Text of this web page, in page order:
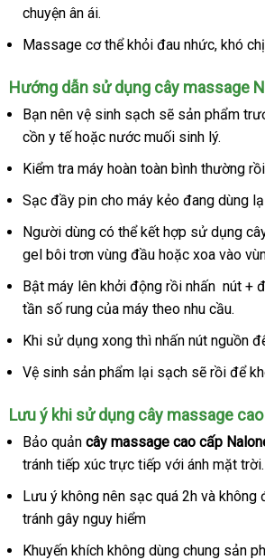
chuyện ân ái.
Massage cơ thể khỏi đau nhứcgiao
, khó
Hướng dẫn sử dụng cây massage
Bạn nên vệ sinh sạch báo
giá
sẽ sản phẩm
cồn y tếthanh
toán
hoặc nước muối sinh lý.
Kiểm tra máy hoàn toàn bình thường
Sạc đầy pin cho máy kẻo đang dùng
Người dùng đặt
mua
có thể kết hợp sử dụng
gel bôi trơn vùng đầu quà
tặng
hoặc xoa vào
Bật máy lên khởi động rồi nhấn nút +
tần số rung Mỹ
của máy theo nhu cầu.
khách
hàng
Khi sử dụng xong xách
tay
thì nhấn nút nguồn
Vệ sinh sản phẩm lại sạch to
sẽ rồi nhận
để
Lưu ý khi sử dụng cây massage
Bảo quản cây massage cao cấp
tránh tiếp xúc trực tiếp ăn
trộm
với ánh mặt trời.
Lưu ý không nên sạc lừa
quá 2h ở
và không
tránh gây nguy hiểm
Khuyến khích không dùng chung sản